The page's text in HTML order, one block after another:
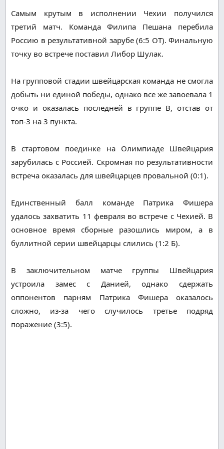
Самым крутым в исполнении Чехии получился
третий матч. Команда Филипа Пешана перебила
Россию в результативной зарубе (6:5 ОТ). Финальную
точку во встрече поставил Либор Шулак.
На групповой стадии швейцарская команда не смогла
добыть ни единой победы, однако все же завоевала 1
очко и оказалась последней в группе B, отстав от
топ-3 на 3 пункта.
В стартовом поединке на Олимпиаде Швейцария
зарубилась с Россией. Скромная по результативности
встреча оказалась для швейцарцев провальной (0:1).
Единственный балл команде Патрика Фишера
удалось захватить 11 февраля во встрече с Чехией. В
основное время сборные разошлись миром, а в
буллитной серии швейцарцы слились (1:2 Б).
В заключительном матче группы Швейцария
устроила замес с Данией, однако сдержать
оппонентов парням Патрика Фишера оказалось
сложно, из-за чего случилось третье подряд
поражение (3:5).